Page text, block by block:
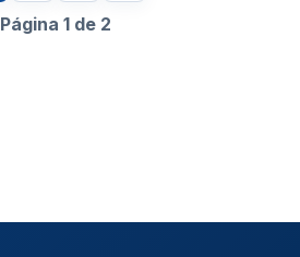
Página 1 de 2